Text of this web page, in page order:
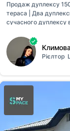
Продаж дуплексу
тераса | Два
сучасного дуплексу
газ ✔ власна
• простора кухня-
технічне
сусідні дуплекси
👧 великої родини; ❤
сестер або братів; 🤝
Рієлтор